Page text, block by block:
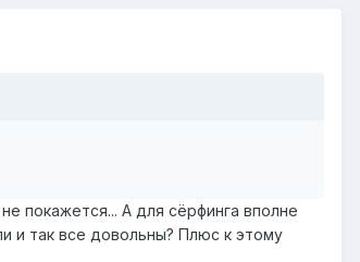
покажется... А для сёрфинга вполне
и так все довольны? Плюс к этому